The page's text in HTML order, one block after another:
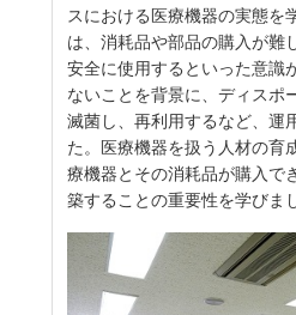
スにおける医療機器の実態を
は、消耗品や部品の購入が難
安全に使用するといった意識
ないことを背景に、ディスポ
滅菌し、再利用するなど、運
た。医療機器を扱う人材の育
療機器とその消耗品が購入で
築することの重要性を学びま